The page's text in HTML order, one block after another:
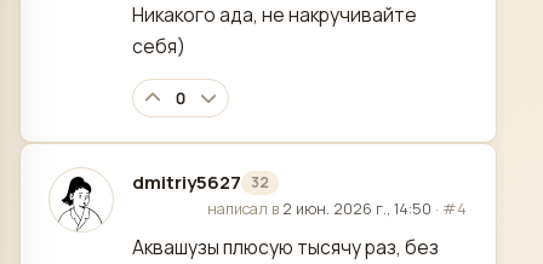
Никакого ада, не накручивайте
себя)
0
dmitriy5627 32
отредактировано
написал в 2 июн. 2026 г., 14:50 · #4
Аквашузы плюсую тысячу раз, без